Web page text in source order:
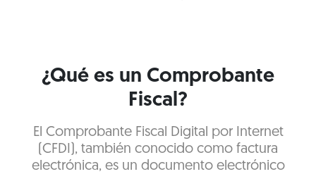
¿Qué es un Comprobante
Fiscal?
El Comprobante Fiscal Digital por Internet
(CFDI), también conocido como factura
electrónica, es un documento electrónico